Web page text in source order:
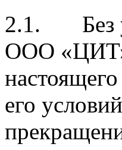
2.1. Без
ООО «ЦИТ»
его